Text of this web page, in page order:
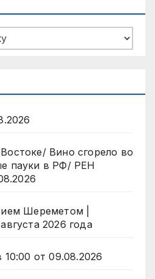
Вино сгорело во
пауки в РФ/ РЕН
Шереметом |
2026 года
от 09.08.2026